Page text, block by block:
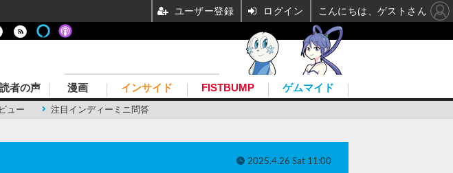
ュー 注目インディーミニ問答
読者の声 漫画 インサイド FISTBUMP ゲムマイド
2025.4.26 Sat 11:00
ユーザー登録 ログイン こんにちは、ゲストさん